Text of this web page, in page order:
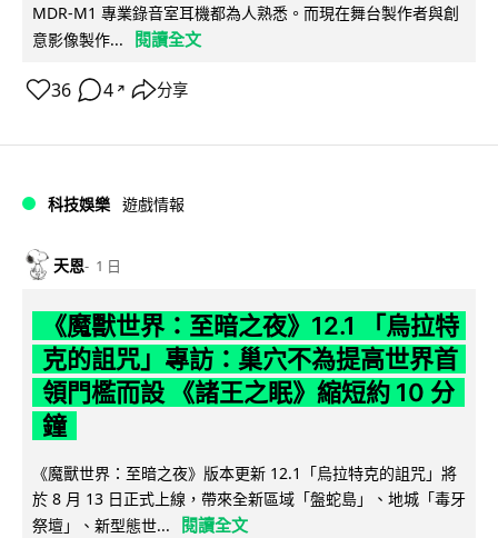
MDR-M1 專業錄音室耳機都為人熟悉。而現在舞台製作者與創
意影像製作...
閱讀全文
36 4 ↗ 分享
科技娛樂 遊戲情報
天恩 1 日
《魔獸世界：至暗之夜》12.1 「烏拉特
克的詛咒」專訪：巢穴不為提高世界首
領門檻而設 《諸王之眠》縮短約 10 分
鐘
《魔獸世界：至暗之夜》版本更新 12.1「烏拉特克的詛咒」將
於 8 月 13 日正式上線，帶來全新區域「盤蛇島」、地城「毒牙
祭壇」、新型態世...
閱讀全文